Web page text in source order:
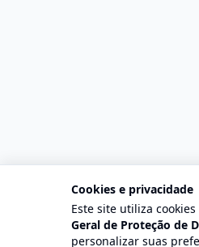
Cookies e privacidade
Este site utiliza
Geral de Proteção de
personalizar suas